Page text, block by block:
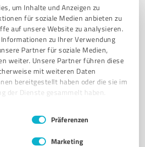
um Inhalte und Anzeigen zu
für soziale Medien anbieten zu
auf unsere Website zu analysieren.
zu Ihrer Verwendung
Partner für soziale Medien,
weiter. Unsere Partner führen diese
mit weiteren Daten
bereitgestellt haben oder die sie im
der Dienste gesammelt haben.
Präferenzen
Marketing
EBIKES FINANZIERUNG
46049 Oberhausen
info@yamaha-zentrum-west.de
west.de/de
4,70 / 5,00